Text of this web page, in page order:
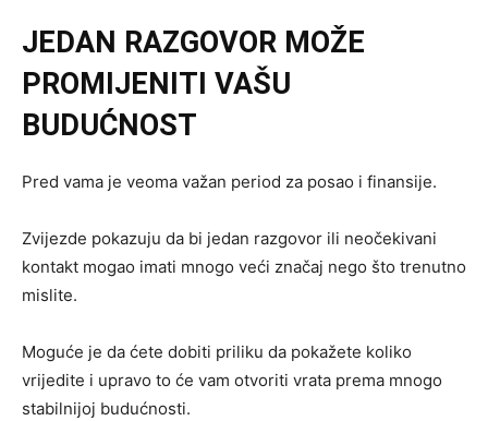
JEDAN RAZGOVOR MOŽE
PROMIJENITI VAŠU
BUDUĆNOST
Pred vama je veoma važan period za posao i finansije.
Zvijezde pokazuju da bi jedan razgovor ili neočekivani
kontakt mogao imati mnogo veći značaj nego što trenutno
mislite.
Moguće je da ćete dobiti priliku da pokažete koliko
vrijedite i upravo to će vam otvoriti vrata prema mnogo
stabilnijoj budućnosti.